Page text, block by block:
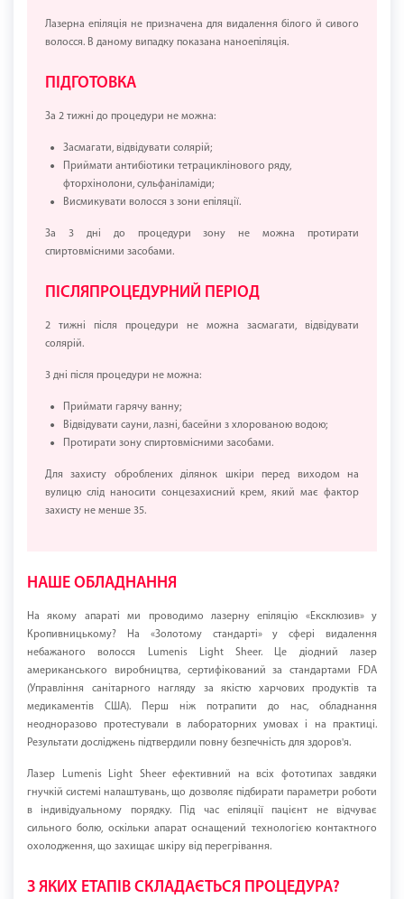
Лазерна епіляція не призначена для видалення білого й сивого
волосся. В даному випадку показана наноепіляція.
ПІДГОТОВКА
За 2 тижні до процедури не можна:
Засмагати, відвідувати солярій;
Приймати антибіотики тетрациклінового ряду,
фторхінолони, сульфаніламіди;
Висмикувати волосся з зони епіляції.
За 3 дні до процедури зону не можна протирати
спиртовмісними засобами.
ПІСЛЯПРОЦЕДУРНИЙ ПЕРІОД
2 тижні після процедури не можна засмагати, відвідувати
солярій.
3 дні після процедури не можна:
Приймати гарячу ванну;
Відвідувати сауни, лазні, басейни з хлорованою водою;
Протирати зону спиртовмісними засобами.
Для захисту оброблених ділянок шкіри перед виходом на
вулицю слід наносити сонцезахисний крем, який має фактор
захисту не менше 35.
НАШЕ ОБЛАДНАННЯ
На якому апараті ми проводимо лазерну епіляцію «Ексклюзив» у
Кропивницькому? На «Золотому стандарті» у сфері видалення
небажаного волосся Lumenis Light Sheer. Це діодний лазер
американського виробництва, сертифікований за стандартами FDA
(Управління санітарного нагляду за якістю харчових продуктів та
медикаментів США). Перш ніж потрапити до нас, обладнання
неодноразово протестували в лабораторних умовах і на практиці.
Результати досліджень підтвердили повну безпечність для здоров'я.
Лазер Lumenis Light Sheer ефективний на всіх фототипах завдяки
гнучкій системі налаштувань, що дозволяє підбирати параметри роботи
в індивідуальному порядку. Під час епіляції пацієнт не відчуває
сильного болю, оскільки апарат оснащений технологією контактного
охолодження, що захищає шкіру від перегрівання.
З ЯКИХ ЕТАПІВ СКЛАДАЄТЬСЯ ПРОЦЕДУРА?